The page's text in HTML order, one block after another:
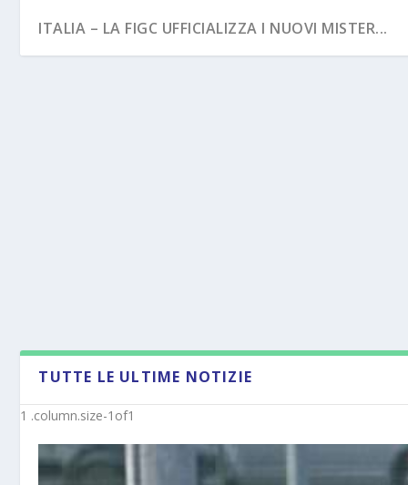
ITALIA – LA FIGC UFFICIALIZZA I NUOVI MISTER...
TUTTE LE ULTIME NOTIZIE